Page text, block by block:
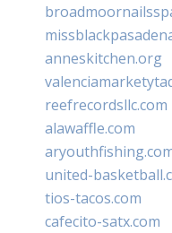
anneskitchen.org
reefrecordsllc.com
alawaffle.com
united-
tios-tacos.com
cafecito-satx.com